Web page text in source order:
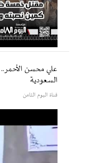
علي محسن
السعودية
قناة اليوم الثامن